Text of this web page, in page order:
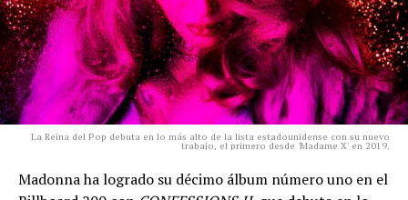
La Reina del Pop debuta en lo más alto de la lista estadounidense con su nuevo
trabajo, el primero desde 'Madame X' en 2019.
Madonna ha logrado su décimo álbum número uno en el